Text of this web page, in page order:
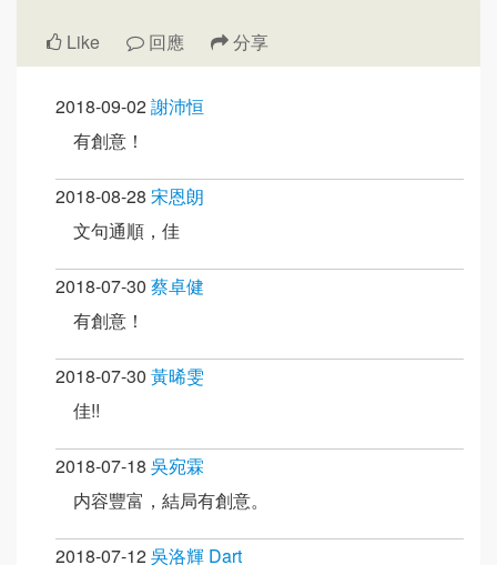
Like 回應 分享
2018-09-02謝沛恒
有創意！
2018-08-28 宋恩朗
文句通順，佳
2018-07-30 蔡卓健
有創意！
2018-07-30 黃晞雯
佳!!
2018-07-18 吳宛霖
内容豐富，結局有創意。
2018-07-12吳洛輝 Dart